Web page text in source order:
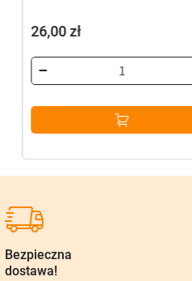
26,00zł
Bezpieczna
dostawa!